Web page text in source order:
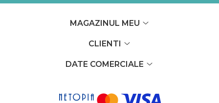
MAGAZINUL MEU
CLIENTI
DATE COMERCIALE